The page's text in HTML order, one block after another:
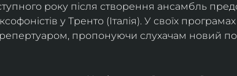
року після створення ансамбль
у Тренто (Італія). У своїх
пропонуючи слухачам новий